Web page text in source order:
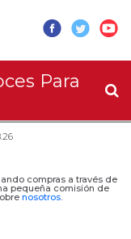
Para
compras a través de
pequeña comisión de
nosotros.